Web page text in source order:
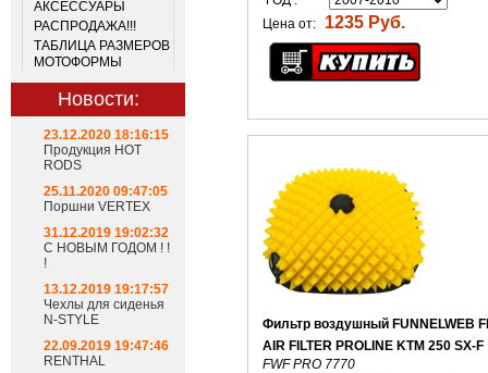
АКСЕССУАРЫ
РАСПРОДАЖА!!!
ТАБЛИЦА РАЗМЕРОВ
МОТОФОРМЫ
Новости:
23.12.2020 18:16:15
Продукция HOT
RODS
25.11.2020 09:47:05
Поршни VERTEX
31.12.2019 19:02:32
С НОВЫМ ГОДОМ ! !
!
13.12.2019 19:17:57
Чехлы для сиденья
N-STYLE
22.09.2019 19:47:46
RENTHAL
Цена от:
1235 Руб.
Фильтр воздушный FUNNELWEB
AIR FILTER PROLINE KTM 250 SX-F
FWF PRO 7770